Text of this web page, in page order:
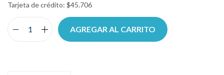
Tarjeta de crédito: $45.706
AGREGAR AL CARRITO